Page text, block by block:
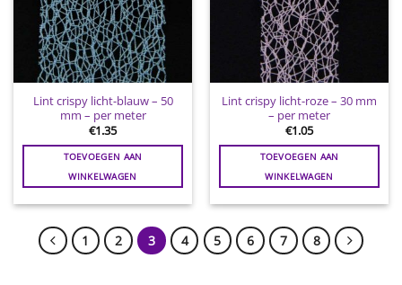
Lint crispy licht-blauw – 50
mm – per meter
€1.35
TOEVOEGEN AAN
WINKELWAGEN
Lint crispy licht-roze – 30 mm
– per meter
€1.05
TOEVOEGEN AAN
WINKELWAGEN
1 2 3 4 5 6 7 8